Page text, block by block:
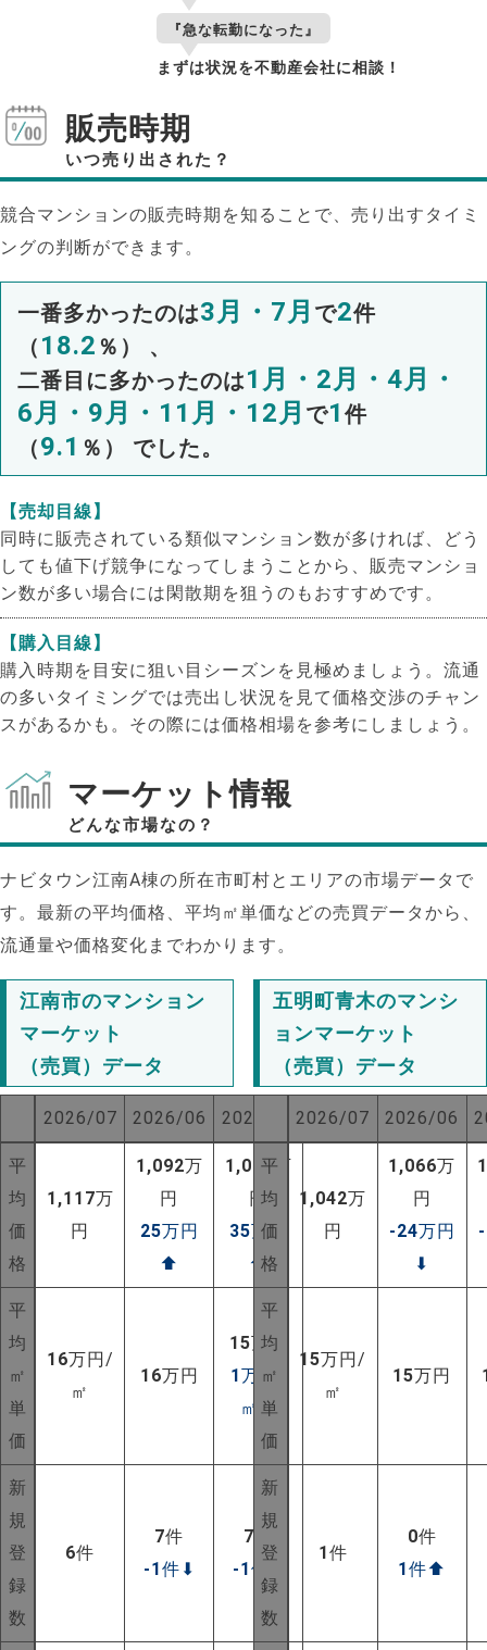
『急な転勤になった』
まずは状況を不動産会社に相談！
販売時期
いつ売り出された？
競合マンションの販売時期を知ることで、売り出すタイミ
ングの判断ができます。
一番多かったのは3月・7月 で2件
（ 18.2 ％） 、
二番目に多かったのは1月・2月・4月・
6月・9月・11月・12月 で1 件
（9.1 ％） でした。
【売却目線】
同時に販売されている類似マンション数が多ければ、どう
しても値下げ競争になってしまうことから、販売マンショ
ン数が多い場合には閑散期を狙うのもおすすめです。
【購入目線】
購入時期を目安に狙い目シーズンを見極めましょう。流通
の多いタイミングでは売出し状況を見て価格交渉のチャン
スがあるかも。その際には価格相場を参考にしましょう。
マーケット情報
どんな市場なの？
ナビタウン江南A棟の所在市町村とエリアの市場データで
す。最新の平均価格、平均㎡単価などの売買データから、
流通量や価格変化までわかります。
江南市のマンション
マーケット
（売買）データ
2026/07 2026/06 2025/07
平
均
価
格
1,117万
円
1,092万
円
25万円
⬆
1,082万
円
35万円
⬆
平
均
㎡
単
価
16万円/
㎡
16万円
15万円
1万円/
㎡ ⬆
新
規
登
録
数
6件
7件
-1件 ⬇
7 件
-1件
五明町青木のマンシ
ョンマーケット
（売買）データ
2026/07 2026/06
平
均
価
格
1,042万
円
1,066万
円
-24万円
⬇
平
均
㎡
単
価
15万円/
㎡
15万円
新
規
登
録
数
1件
0件
1件⬆